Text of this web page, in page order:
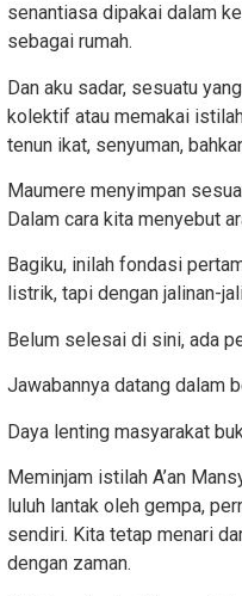
senantiasa dipakai dalam
sebagai rumah.
Dan aku sadar, sesuatu yang
kolektif atau memakai
tenun ikat, senyuman,
Maumere menyimpan
Dalam cara kita menyebut
Bagiku, inilah fondasi
listrik, tapi dengan jalinan-
Belum selesai di sini, ada
Jawabannya datang dalam
Daya lenting masyarakat
Meminjam istilah A’an
luluh lantak oleh gempa,
sendiri. Kita tetap menari
dengan zaman.